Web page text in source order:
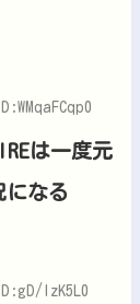
は一度元
になる
IzK5L0